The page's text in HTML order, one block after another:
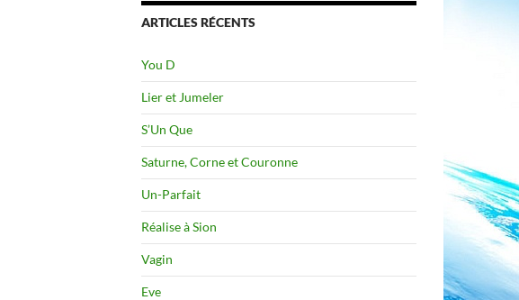
ARTICLES RÉCENTS
You D
Lier et Jumeler
S’Un Que
Saturne, Corne et Couronne
Un-Parfait
Réalise à Sion
Vagin
Eve